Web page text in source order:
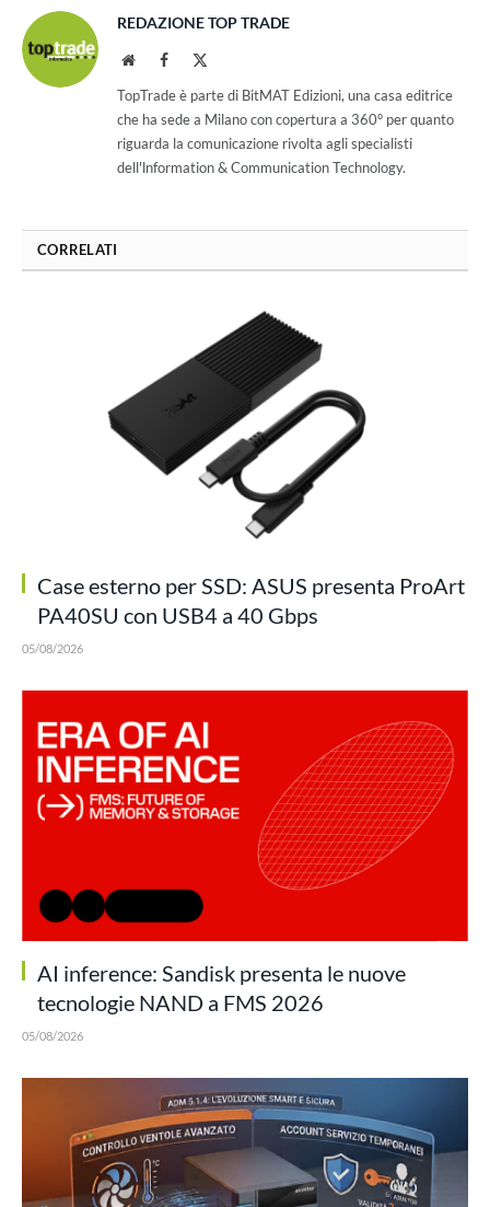
REDAZIONE TOP TRADE
WebsiteFacebook
TopTrade è parte di BitMAT Edizioni, una casa editrice
che ha sede a Milano con copertura a 360° per quanto
riguarda la comunicazione rivolta agli specialisti
dell'lnformation & Communication Technology.
CORRELATI
Case esterno per SSD: ASUS presenta ProArt
PA40SU con USB4 a 40 Gbps
05/08/2026
AI inference: Sandisk presenta le nuove
tecnologie NAND a FMS 2026
05/08/2026